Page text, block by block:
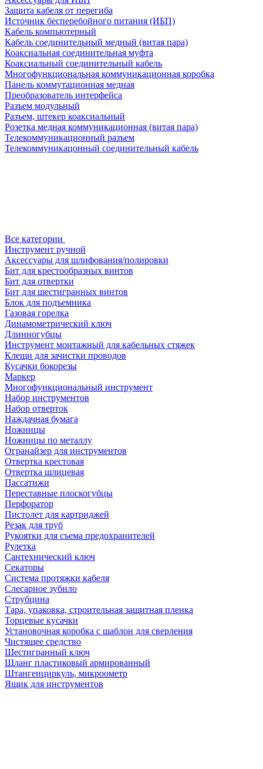
Защита кабеля от перегиба
Источник бесперебойного питания (ИБП)
Кабель компьютерный
Кабель соединительный медный (витая пара)
Коаксиальная соединительная муфта
Коаксиальный соединительный кабель
Многофункциональная коммуникационная коробка
Панель коммутационная медная
Преобразователь интерфейса
Разъем модульный
Разъем, штекер коаксиальный
Розетка медная коммуникационная (витая пара)
Телекоммуникационный разъем
Телекоммуникацонный соединительный кабель
Все категории
Инструмент ручной
Аксессуары для шлифования/полировки
Бит для крестообразных винтов
Бит для отвертки
Бит для шестигранных винтов
Блок для подъемника
Газовая горелка
Динамометрический ключ
Длинногубцы
Инструмент монтажный для кабельных стяжек
Клещи для зачистки проводов
Кусачки бокорезы
Маркер
Многофункциональный инструмент
Набор инструментов
Набор отверток
Наждачная бумага
Ножницы
Ножницы по металлу
Огранайзер для инструментов
Отвертка крестовая
Отвертка шлицевая
Пассатижи
Переставные плоскогубцы
Перфоратор
Пистолет для картриджей
Резак для труб
Рукоятки для съема предохранителей
Рулетка
Сантехнический ключ
Секаторы
Система протяжки кабеля
Слесарное зубило
Струбцина
Тара, упаковка, строительная защитная пленка
Торцевые кусачки
Установочная коробка с шаблон для сверления
Чистящее средство
Шестигранный ключ
Шланг пластиковый армированный
Штангенциркуль, микроометр
Ящик для инструментов